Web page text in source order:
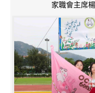
家職會主席